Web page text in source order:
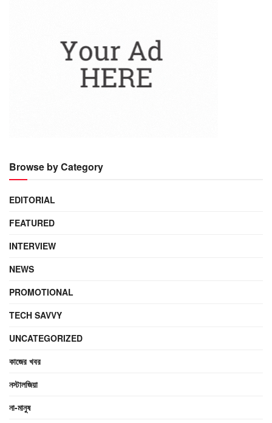
Browse by Category
EDITORIAL
FEATURED
INTERVIEW
NEWS
PROMOTIONAL
TECH SAVVY
UNCATEGORIZED
কাজের খবর
নস্টালজিয়া
না-মানুষ